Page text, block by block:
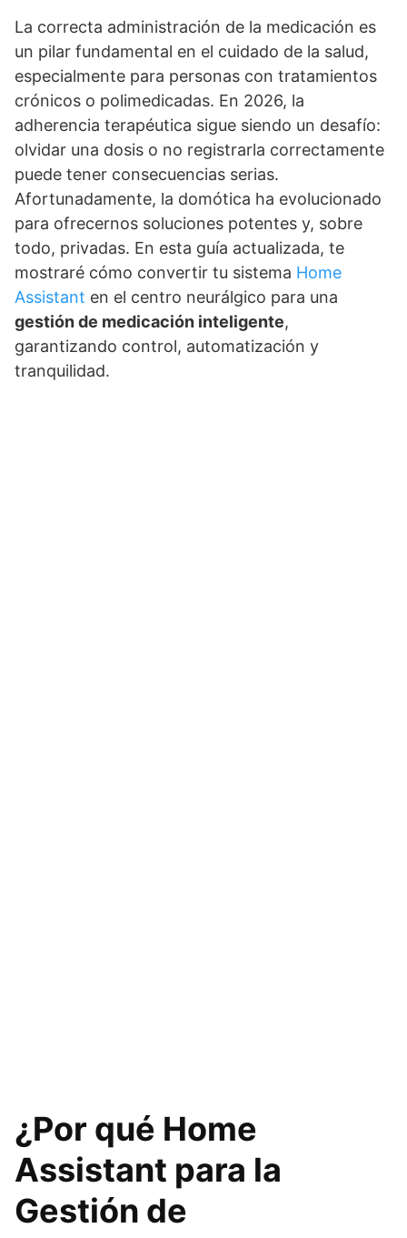
La correcta administración de la medicación es
un pilar fundamental en el cuidado de la salud,
especialmente para personas con tratamientos
crónicos o polimedicadas. En 2026, la
adherencia terapéutica sigue siendo un desafío:
olvidar una dosis o no registrarla correctamente
puede tener consecuencias serias.
Afortunadamente, la domótica ha evolucionado
para ofrecernos soluciones potentes y, sobre
todo, privadas. En esta guía actualizada, te
mostraré cómo convertir tu sistema Home
Assistant en el centro neurálgico para una
gestión de medicación inteligente,
garantizando control, automatización y
tranquilidad.
¿Por qué Home
Assistant para la
Gestión de